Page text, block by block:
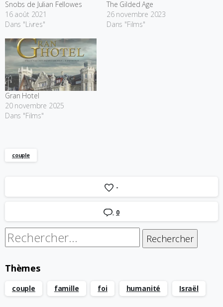
Snobs de Julian Fellowes
16 août 2021
Dans "Livres"
The Gilded Age
26 novembre 2023
Dans "Films"
Gran Hotel
20 novembre 2025
Dans "Films"
couple
-
0
Rechercher :
Thèmes
couple famille foi humanité Israël